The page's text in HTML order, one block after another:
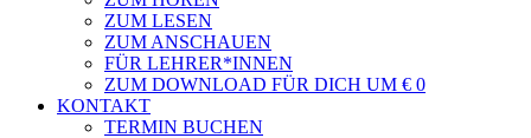
ZUM LESEN
ZUM ANSCHAUEN
FÜR LEHRER*INNEN
ZUM DOWNLOAD FÜR DICH UM € 0
KONTAKT
TERMIN BUCHEN